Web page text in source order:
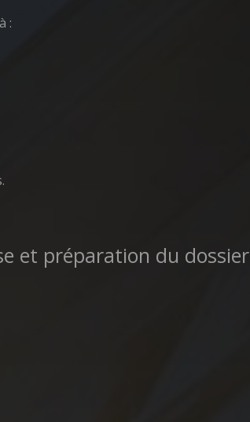
:
et préparation du dossier